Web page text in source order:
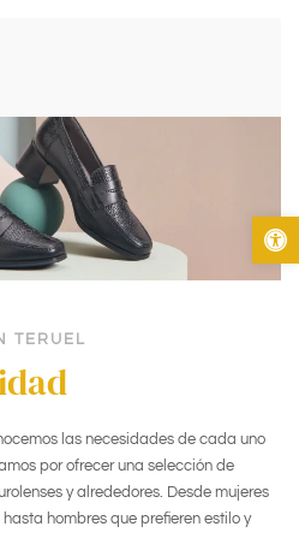
Abrir
TERUEL
las necesidades de cada uno
por ofrecer una selección de
y alrededores. Desde mujeres
hombres que prefieren estilo y